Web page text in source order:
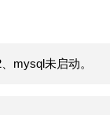
mysql未启动。